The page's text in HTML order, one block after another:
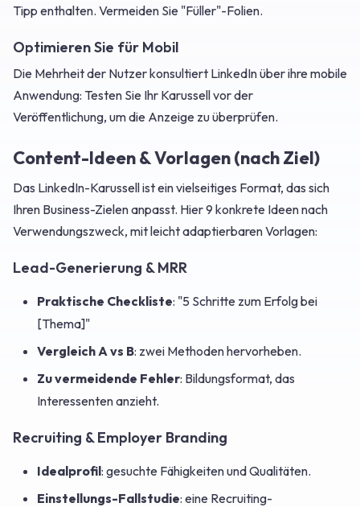
Tipp enthalten. Vermeiden Sie "Füller"-Folien.
Optimieren Sie für Mobil
Die Mehrheit der Nutzer konsultiert LinkedIn über ihre mobile
Anwendung: Testen Sie Ihr Karussell vor der
Veröffentlichung, um die Anzeige zu überprüfen.
Content-Ideen & Vorlagen (nach Ziel)
Das LinkedIn-Karussell ist ein vielseitiges Format, das sich
Ihren Business-Zielen anpasst. Hier 9 konkrete Ideen nach
Verwendungszweck, mit leicht adaptierbaren Vorlagen:
Lead-Generierung & MRR
Praktische Checkliste: "5 Schritte zum Erfolg bei
[Thema]"
Vergleich A vs B: zwei Methoden hervorheben.
Zu vermeidende Fehler: Bildungsformat, das
Interessenten anzieht.
Recruiting & Employer Branding
Idealprofil: gesuchte Fähigkeiten und Qualitäten.
Einstellungs-Fallstudie: eine Recruiting-